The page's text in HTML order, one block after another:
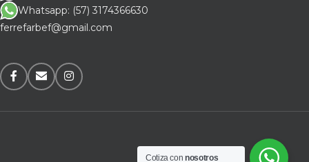
Whatsapp: (57) 3174366630
ferrefarbef@gmail.com
Cotiza connosotros